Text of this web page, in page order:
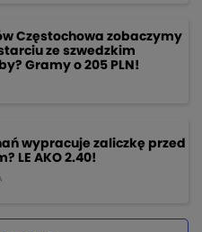
Częstochowa zobaczymy
ze szwedzkim
Gramy o 205 PLN!
wypracuje zaliczkę przed
LE AKO 2.40!